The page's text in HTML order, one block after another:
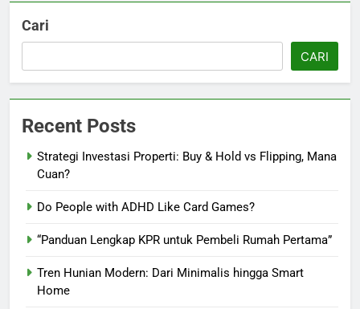
Cari
CARI
Recent Posts
Strategi Investasi Properti: Buy & Hold vs Flipping, Mana
Cuan?
Do People with ADHD Like Card Games?
“Panduan Lengkap KPR untuk Pembeli Rumah Pertama”
Tren Hunian Modern: Dari Minimalis hingga Smart
Home